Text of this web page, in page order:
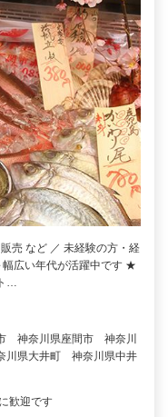
売 など ／ 未経験の方・経
広い年代が活躍中です ★
…
神奈川県座間市 神奈川
県大井町 神奈川県中井
歓迎です